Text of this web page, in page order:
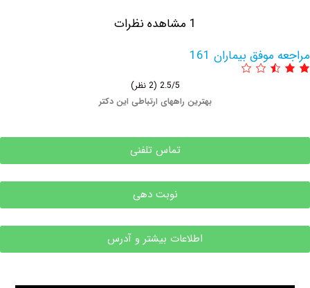
بیماران 161
بهترین راههای ارتباطی این دکتر
تماس تلفنی
نوبت دهی
اطلاعات بیشتر و آدرس